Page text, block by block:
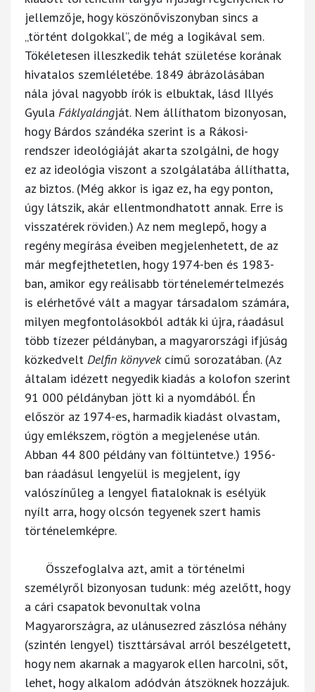
jellemzője, hogy köszönőviszonyban sincs a
„történt dolgokkal”, de még a logikával sem.
Tökéletesen illeszkedik tehát születése korának
hivatalos szemléletébe. 1849 ábrázolásában
nála jóval nagyobb írók is elbuktak, lásd Illyés
Gyula Fáklyalángját. Nem állíthatom bizonyosan,
hogy Bárdos szándéka szerint is a Rákosi-
rendszer ideológiáját akarta szolgálni, de hogy
ez az ideológia viszont a szolgálatába állíthatta,
az biztos. (Még akkor is igaz ez, ha egy ponton,
úgy látszik, akár ellentmondhatott annak. Erre is
visszatérek röviden.) Az nem meglepő, hogy a
regény megírása éveiben megjelenhetett, de az
már megfejthetetlen, hogy 1974-ben és 1983-
ban, amikor egy reálisabb történelemértelmezés
is elérhetővé vált a magyar társadalom számára,
milyen megfontolásokból adták ki újra, ráadásul
több tízezer példányban, a magyarországi ifjúság
közkedvelt Delfin könyvekcímű sorozatában. (Az
általam idézett negyedik kiadás a kolofon szerint
91 000 példányban jött ki a nyomdából. Én
először az 1974-es, harmadik kiadást olvastam,
úgy emlékszem, rögtön a megjelenése után.
Abban 44 800 példány van föltüntetve.) 1956-
ban ráadásul lengyelül is megjelent, így
valószínűleg a lengyel fiataloknak is esélyük
nyílt arra, hogy olcsón tegyenek szert hamis
történelemképre.
Összefoglalva azt, amit a történelmi
személyről bizonyosan tudunk: még azelőtt, hogy
a cári csapatok bevonultak volna
Magyarországra, az ulánusezred zászlósa néhány
(szintén lengyel) tiszttársával arról beszélgetett,
hogy nem akarnak a magyarok ellen harcolni, sőt,
lehet, hogy alkalom adódván átszöknek hozzájuk.